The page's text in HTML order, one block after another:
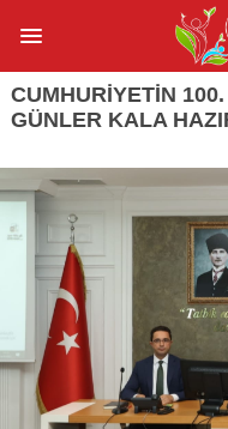
CUMHURIYETIN
GÜNLER KALA